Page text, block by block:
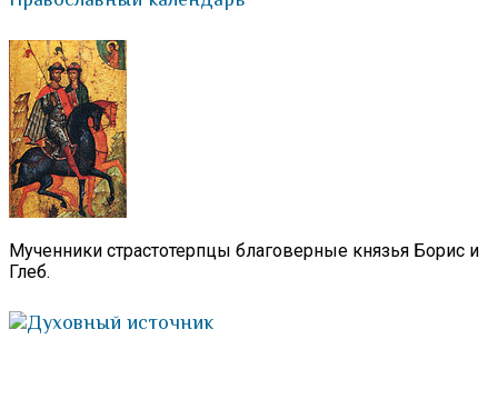
Мученники страстотерпцы благоверные князья Борис и
Глеб.
Духовный источник